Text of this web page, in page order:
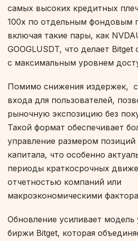
самых высоких кредитных
100x по отдельным фондовым
включая такие пары, как
GOOGLUSDT, что делает
с максимальным уровнем
Помимо снижения издержек,
входа для пользователей,
рыночную экспозицию без
Такой формат обеспечивает
управление размером
капитала, что особенно
периоды краткосрочных
отчетностью компаний или
макроэкономическими
Обновление усиливает модель
биржи Bitget, которая